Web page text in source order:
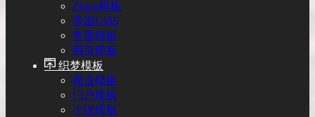
Zblog模板
帝国CMS
苹果模板
网页模板
织梦模板
商业模板
门户模板
小说模板